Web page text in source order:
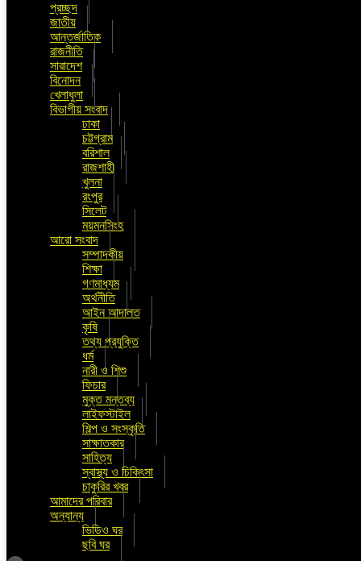
প্রচ্ছদ
জাতীয়
আন্তর্জাতিক
রাজনীতি
সারাদেশ
বিনোদন
খেলাধুলা
বিভাগীয় সংবাদ
ঢাকা
চট্টগ্রাম
বরিশাল
রাজশাহী
খুলনা
রংপুর
সিলেট
ময়মনসিংহ
আরো সংবাদ
সম্পাদকীয়
শিক্ষা
গণমাধ্যম
অর্থনীতি
আইন আদালত
কৃষি
তথ্য প্রযুক্তি
ধর্ম
নারী ও শিশু
ফিচার
মুক্ত মন্তব্য
লাইফস্টাইল
শিল্প ও সংস্কৃতি
সাক্ষাতকার
সাহিত্য
স্বাস্থ্য ও চিকিৎসা
চাকুরির খবর
আমাদের পরিবার
অন্যান্য
ভিডিও ঘর
ছবি ঘর